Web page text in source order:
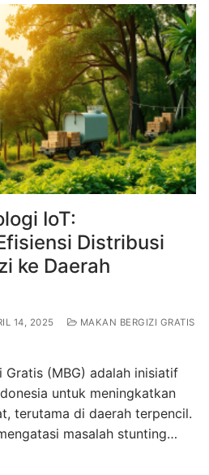
IoT:
Distribusi
ke Daerah
14, 2025
MAKAN BERGIZI GRATIS
Gratis (MBG) adalah inisiatif
untuk meningkatkan
terutama di daerah terpencil.
masalah stunting…